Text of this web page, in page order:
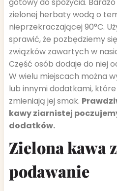
gotowy do spożycia.
zielonej herbaty wodą o
nieprzekraczającej 90°C.
sprawić, że pozbędziemy
związków zawartych w
Część osób dodaje do niej
W wielu miejscach można
lub innymi dodatkami,
zmieniają jej smak.
kawy ziarnistej
dodatków.
Zielona kawa
podawanie